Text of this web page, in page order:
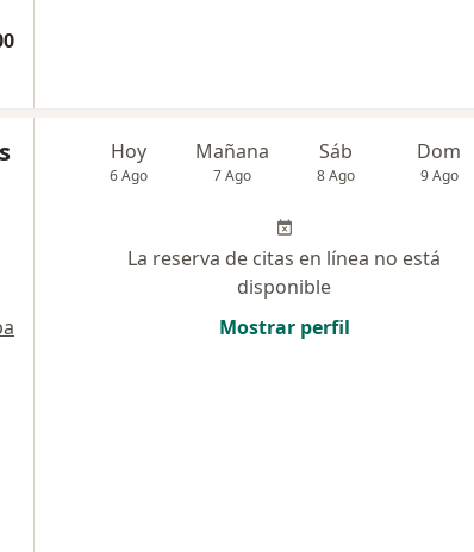
Hoy
6 Ago
Mañana
7 Ago
Sáb
8 Ago
Dom
9 Ago
La reserva de citas en línea no está
disponible
Mostrar perfil